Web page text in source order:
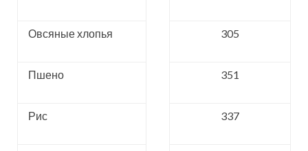
Овсяные хлопья 305
Пшено 351
Рис 337